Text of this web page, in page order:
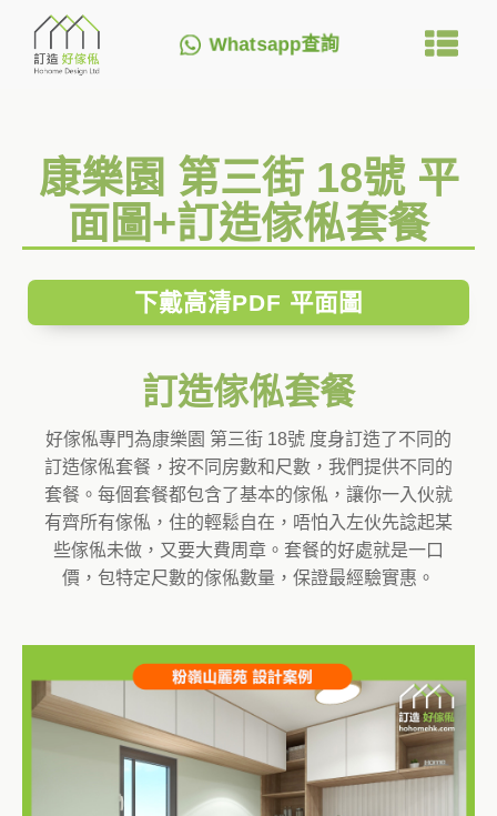
Whatsapp查詢
康樂園 第三街 18號 平
面圖+訂造傢俬套餐
下戴高清PDF 平面圖
訂造傢俬套餐
好傢俬專門為康樂園 第三街 18號 度身訂造了不同的
訂造傢俬套餐，按不同房數和尺數，我們提供不同的
套餐。每個套餐都包含了基本的傢俬，讓你一入伙就
有齊所有傢俬，住的輕鬆自在，唔怕入左伙先諗起某
些傢俬未做，又要大費周章。套餐的好處就是一口
價，包特定尺數的傢俬數量，保證最經驗實惠。